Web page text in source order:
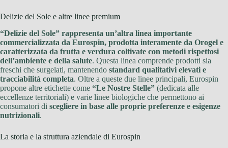
Delizie del Sole e altre linee premium
“Delizie del Sole” rappresenta un’altra linea importante
commercializzata da Eurospin, prodotta interamente da Orogel e
caratterizzata da frutta e verdura coltivate con metodi rispettosi
dell’ambiente e della salute. Questa linea comprende prodotti sia
freschi che surgelati, mantenendo standard qualitativi elevati e
tracciabilità completa. Oltre a queste due linee principali, Eurospin
propone altre etichette come “Le Nostre Stelle” (dedicata alle
eccellenze territoriali) e varie linee biologiche che permettono ai
consumatori di scegliere in base alle proprie preferenze e esigenze
nutrizionali.
La storia e la struttura aziendale di Eurospin